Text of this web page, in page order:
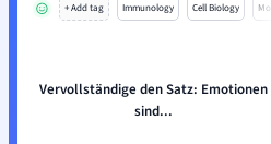
+ Add tag Immunology Cell Biology Mo
Vervollständige den Satz: Emotionen
sind...